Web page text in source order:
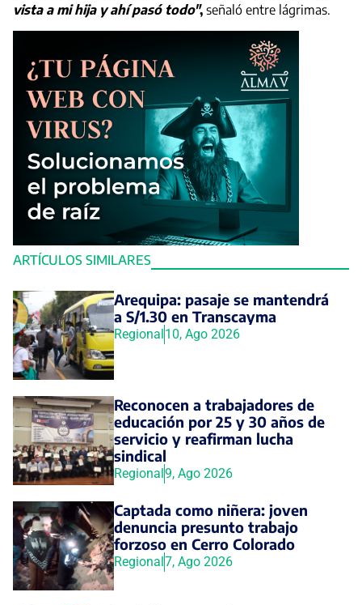
ARTÍCULOS SIMILARES
Arequipa: pasaje se mantendrá
a S/1.30 en Transcayma
Regional10, Ago 2026
Reconocen a trabajadores de
educación por 25 y 30 años de
servicio y reafirman lucha
sindical
Regional9, Ago 2026
Captada como niñera: joven
denuncia presunto trabajo
forzoso en Cerro Colorado
Regional7, Ago 2026
vista a mi hija y ahí pasó todo", señaló entre lágrimas.